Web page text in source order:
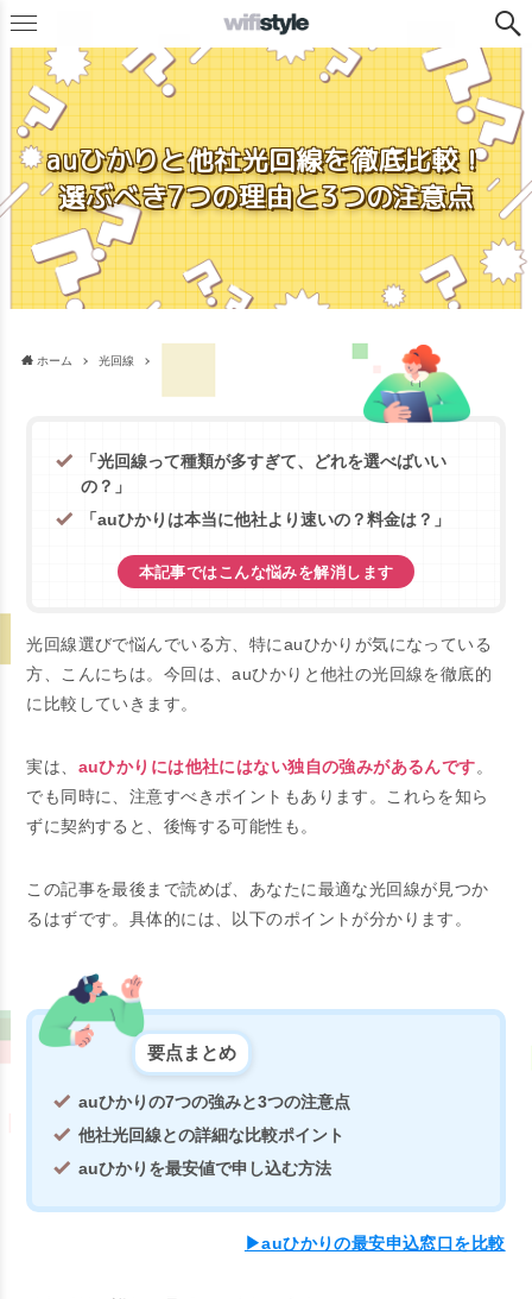
auひかりと他社光回線を徹底比較！
選ぶべき7つの理由と3つの注意点
ホーム 光回線
「光回線って種類が多すぎて、どれを選べばいい
の？」
「auひかりは本当に他社より速いの？料金は？」
本記事ではこんな悩みを解消します
光回線選びで悩んでいる方、特にauひかりが気になっている
方、こんにちは。今回は、auひかりと他社の光回線を徹底的
に比較していきます。
実は、 auひかりには他社にはない独自の強みがあるんです。
でも同時に、注意すべきポイントもあります。これらを知ら
ずに契約すると、後悔する可能性も。
この記事を最後まで読めば、あなたに最適な光回線が見つか
るはずです。具体的には、以下のポイントが分かります。
要点まとめ
auひかりの7つの強みと3つの注意点
他社光回線との詳細な比較ポイント
auひかりを最安値で申し込む方法
▶auひかりの最安申込窓口を比較